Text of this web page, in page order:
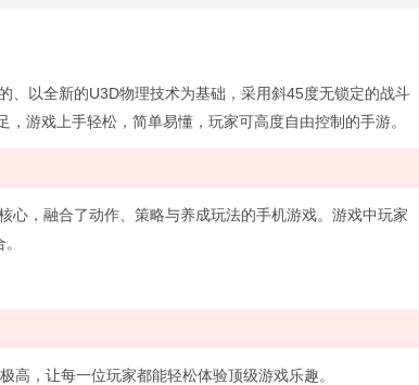
、以全新的U3D物理技术为基础，采用斜45度无锁定的战斗
游戏上手轻松，简单易懂，玩家可高度自由控制的手游。
心，融合了动作、策略与养成玩法的手机游戏。游戏中玩家
高，让每一位玩家都能轻松体验顶级游戏乐趣。
剑雨九天（0.1折遥遥领仙） 幻灵大冒险 战玲珑2（0.1折）